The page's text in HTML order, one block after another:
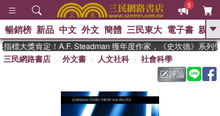
5
GO
熱搜： 東野圭吾 、 高希均教授回憶錄
父親節 、 如果歷
暑期推薦 、 國際布克
獎 臺灣漫遊錄 、 方念華
登輝時代 、 數學女孩：黎曼猜想
偉大的迷走神經
暢銷榜 新品 中文 外文 簡體 三民東大 電子書 親子
標大獎肯定！A.F. Steadman 獲年度作家，《史坎德》系列帶
三民網路書店
外文書 人文社科
社會科學
評論